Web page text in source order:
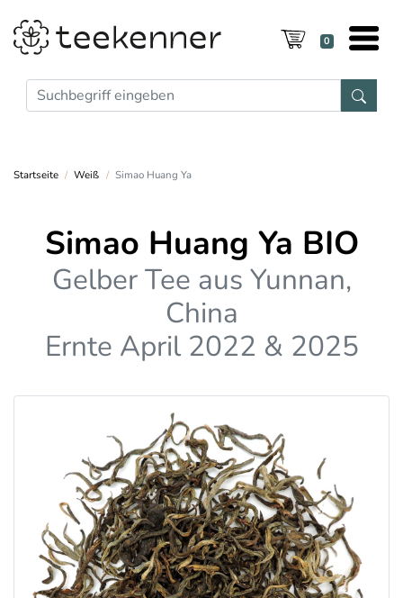
0
Startseite Weiß Simao Huang Ya
Simao Huang Ya BIO
Gelber Tee aus Yunnan,
China
Ernte April 2022 & 2025